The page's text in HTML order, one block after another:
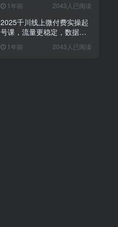
1年前 2043人已阅读
2025千川线上微付费实操起
号课，流量更稳定，数据更
1年前 2043人已阅读